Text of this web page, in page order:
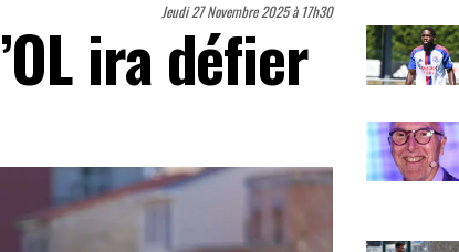
Jeudi 27 Novembre 2025 à 17h30
ira défier